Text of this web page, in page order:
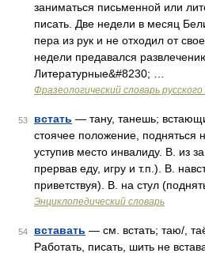
заниматься письменной или
писать. Две недели в месяц
пера из рук и не отходил от
недели предавался
Литературные&#8230; …
Фразеологический словарь
53 встать — тану, танешь;
стоячее положение, подняться
уступив место инвалиду. В. из
прервав еду, игру и т.п.). В.
приветствуя). В. на стул
Энциклопедический словарь
54 вставать — см. встать; таю/,
Работать, писать, шить не